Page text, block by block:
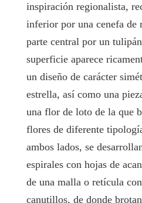
inspiración regionalista,
inferior por una cenefa de
parte central por un
superficie aparece
un diseño de carácter
estrella, así como una
una flor de loto de la que
flores de diferente
ambos lados, se
espirales con hojas de
de una malla o retícula
canutillos, de donde